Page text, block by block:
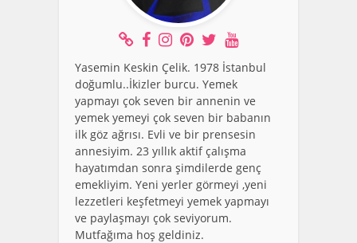
Yasemin Keskin Çelik. 1978 İstanbul
doğumlu..İkizler burcu. Yemek
yapmayı çok seven bir annenin ve
yemek yemeyi çok seven bir babanın
ilk göz ağrısı. Evli ve bir prensesin
annesiyim. 23 yıllık aktif çalışma
hayatımdan sonra şimdilerde genç
emekliyim. Yeni yerler görmeyi ,yeni
lezzetleri keşfetmeyi yemek yapmayı
ve paylaşmayı çok seviyorum.
Mutfağıma hoş geldiniz.